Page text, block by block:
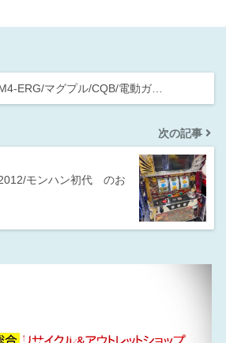
ERG/マグプル/CQB/電動ガ…
次の記事
モンハン初代 のお